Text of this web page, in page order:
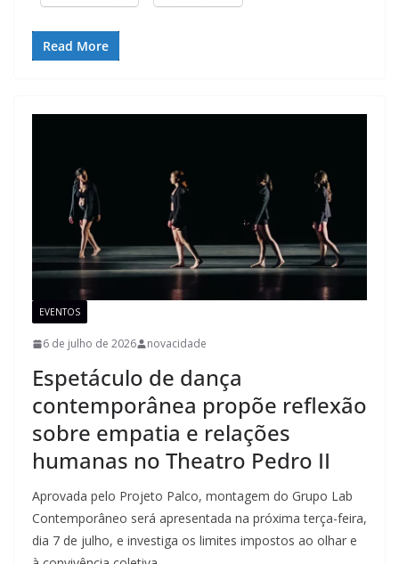
Read More
EVENTOS
6 de julho de 2026 novacidade
Espetáculo de dança
contemporânea propõe reflexão
sobre empatia e relações
humanas no Theatro Pedro II
Aprovada pelo Projeto Palco, montagem do Grupo Lab
Contemporâneo será apresentada na próxima terça-feira,
dia 7 de julho, e investiga os limites impostos ao olhar e